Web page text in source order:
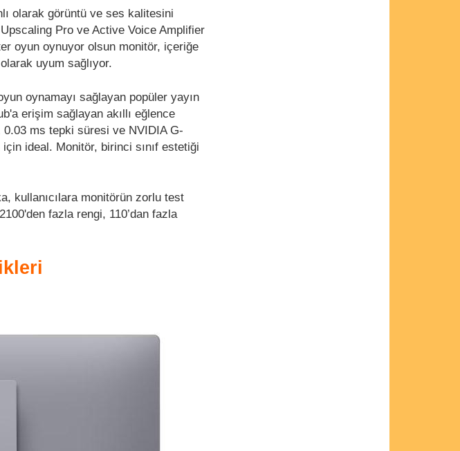
olarak görüntü ve ses kalitesini
Pro ve Active Voice Amplifier
oyun oynuyor olsun monitör, içeriğe
uyum sağlıyor.
oynamayı sağlayan popüler yayın
erişim sağlayan akıllı eğlence
ms tepki süresi ve NVIDIA G-
ideal. Monitör, birinci sınıf estetiği
kullanıcılara monitörün zorlu test
fazla rengi, 110’dan fazla